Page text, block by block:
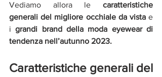
Vediamo allora le caratteristiche
generali del migliore occhiale da vista e
i grandi brand della moda eyewear di
tendenza nell’autunno 2023.
Caratteristiche generali del